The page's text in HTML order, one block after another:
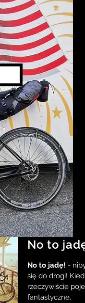
No to
No to jadę! -
się do drogi!
rzeczywiście
fantastyczne.